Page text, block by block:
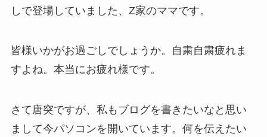
しで登場していました、Z家のママです。
皆様いかがお過ごしでしょうか。自粛自粛疲れま
すよね。本当にお疲れ様です。
さて唐突ですが、私もブログを書きたいなと思い
まして今パソコンを開いています。何を伝えたい